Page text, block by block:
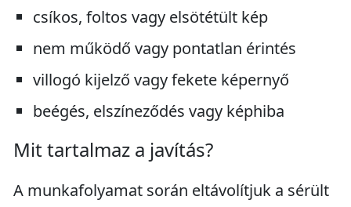
csíkos, foltos vagy elsötétült kép
nem működő vagy pontatlan érintés
villogó kijelző vagy fekete képernyő
beégés, elszíneződés vagy képhiba
Mit tartalmaz a javítás?
A munkafolyamat során eltávolítjuk a sérült